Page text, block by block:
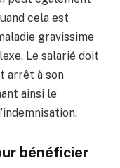
cela est
gravissime
Le salarié doit
arrêt à son
ainsi le
bénéficier